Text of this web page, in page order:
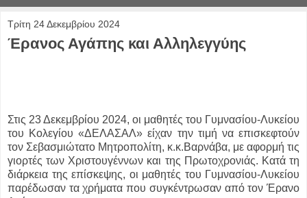
Τρίτη 24 Δεκεμβρίου 2024
Έρανος Αγάπης και Αλληλεγγύης
Στις 23 Δεκεμβρίου 2024, οι μαθητές του Γυμνασίου-Λυκείου
του Κολεγίου «ΔΕΛΑΣΑΛ» είχαν την τιμή να επισκεφτούν
τον Σεβασμιώτατο Μητροπολίτη, κ.κ.Βαρνάβα, με αφορμή τις
γιορτές των Χριστουγέννων και της Πρωτοχρονιάς. Κατά τη
διάρκεια της επίσκεψης, οι μαθητές του Γυμνασίου-Λυκείου
παρέδωσαν τα χρήματα που συγκέντρωσαν από τον Έρανο